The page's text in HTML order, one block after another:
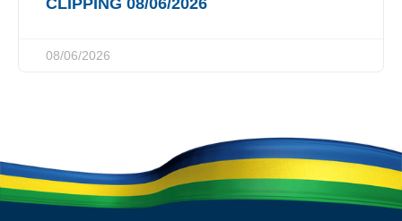
CLIPPING 08/06/2026
08/06/2026